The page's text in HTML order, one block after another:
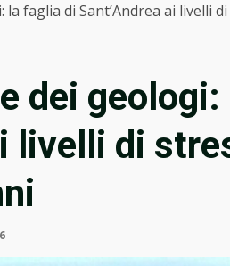
la faglia di Sant’Andrea ai livelli
dei
livelli di